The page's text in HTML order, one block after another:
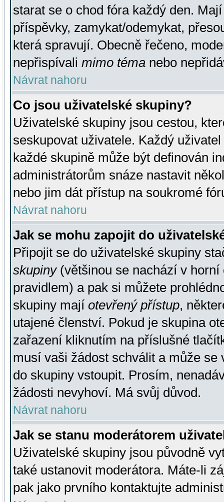
starat se o chod fóra každý den.
příspěvky, zamykat/odemykat,
která spravují. Obecně řečeno,
nepřispívali mimo téma nebo
Návrat nahoru
Co jsou uživatelské skupiny?
Uživatelské skupiny jsou cestou,
seskupovat uživatele. Každý
každé skupině může být definován
administrátorům snáze nastavit
nebo jim dát přístup na soukromé
Návrat nahoru
Jak se mohu zapojit do
Připojit se do uživatelské skupiny
skupiny(většinou se nachází v horní
pravidlem) a pak si můžete
skupiny mají otevřený přístup,
utajené členství. Pokud je skupina
zařazení kliknutím na příslušné
musí vaši žádost schválit a může se
do skupiny vstoupit. Prosím,
žádosti nevyhoví. Má svůj důvod.
Návrat nahoru
Jak se stanu moderátorem
Uživatelské skupiny jsou původně
také ustanovit moderátora. Máte-li
pak jako prvního kontaktujte